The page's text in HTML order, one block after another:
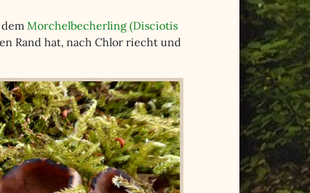
Morchelbecherling (Disciotis
Rand hat, nach Chlor riecht und